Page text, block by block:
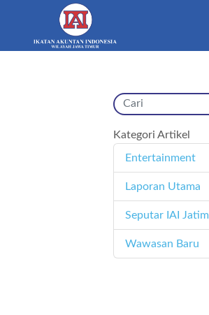
Kategori Artikel
Entertainment
Laporan Utama
Seputar IAI Jatim
Wawasan Baru